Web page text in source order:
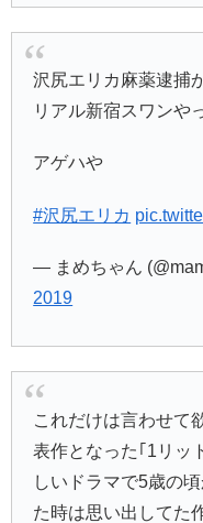
沢尻エリカ麻薬逮捕
リアル新宿スワンや
アゲハや
#沢尻エリカ
— まめちゃん
2019
これだけは言わせて
表作となった｢1リッ
しいドラマで5歳の
た時は思い出してた